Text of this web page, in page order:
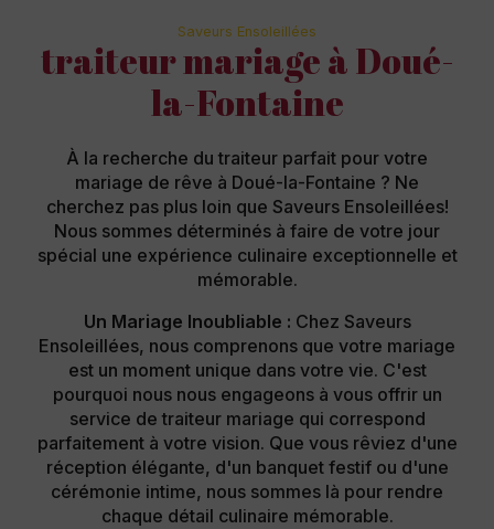
Saveurs Ensoleillées
traiteur mariage à Doué-
la-Fontaine
À la recherche du traiteur parfait pour votre
mariage de rêve à Doué-la-Fontaine ? Ne
cherchez pas plus loin que Saveurs Ensoleillées!
Nous sommes déterminés à faire de votre jour
spécial une expérience culinaire exceptionnelle et
mémorable.
Un Mariage Inoubliable : Chez Saveurs
Ensoleillées, nous comprenons que votre mariage
est un moment unique dans votre vie. C'est
pourquoi nous nous engageons à vous offrir un
service de traiteur mariage qui correspond
parfaitement à votre vision. Que vous rêviez d'une
réception élégante, d'un banquet festif ou d'une
cérémonie intime, nous sommes là pour rendre
chaque détail culinaire mémorable.